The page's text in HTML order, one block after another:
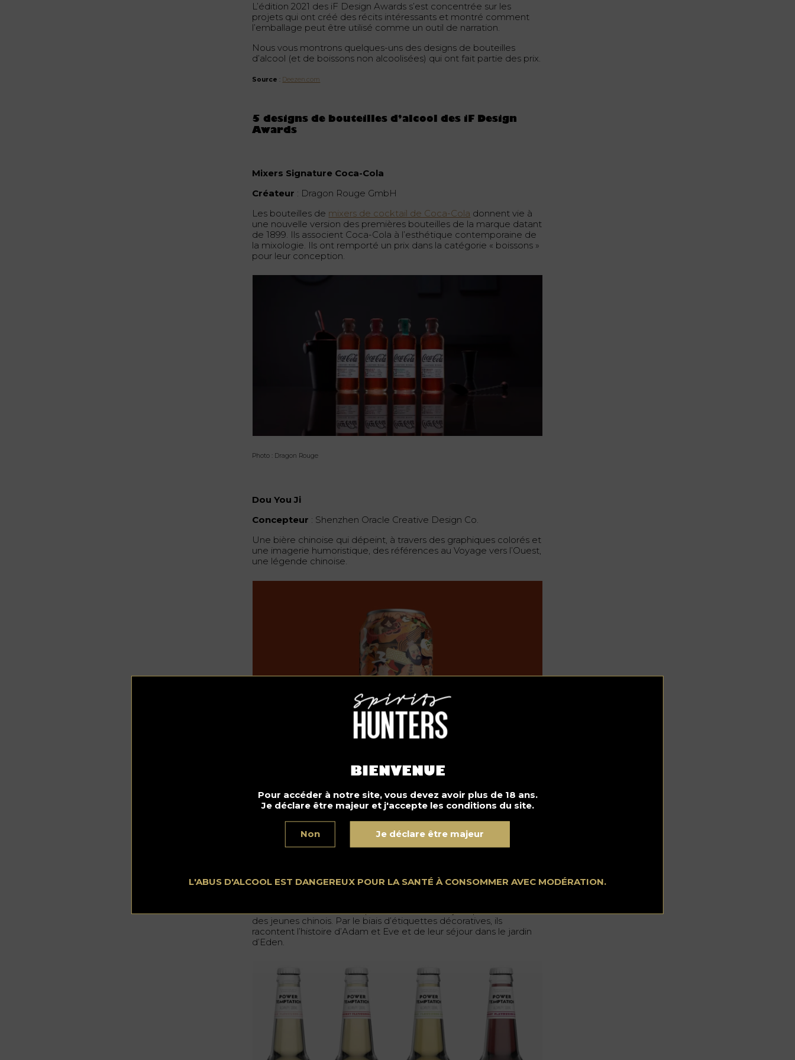
BIENVENUE
Pour accéder à notre site, vous devez avoir plus de 18 ans.
Je déclare être majeur et j'accepte les conditions du site.
Non Je déclare être majeur
L'ABUS D'ALCOOL EST DANGEREUX POUR LA SANTÉ À CONSOMMER AVEC MODÉRATION.
L’édition 2021 des iF Design Awards s’est concentrée sur les
projets qui ont créé des récits intéressants et montré comment
l’emballage peut être utilisé comme un outil de narration.
Nous vous montrons quelques-uns des designs de bouteilles
d’alcool (et de boissons non alcoolisées) qui ont fait partie des prix.
Source : Deezen.com
5 designs de bouteilles d’alcool des iF Design
Awards
Mixers Signature Coca-Cola
Créateur : Dragon Rouge GmbH
Les bouteilles de mixers de cocktail de Coca-Cola donnent vie à
une nouvelle version des premières bouteilles de la marque datant
de 1899. Ils associent Coca-Cola à l’esthétique contemporaine de
la mixologie. Ils ont remporté un prix dans la catégorie « boissons »
pour leur conception.
Photo : Dragon Rouge
Dou You Ji
Concepteur : Shenzhen Oracle Creative Design Co.
Une bière chinoise qui dépeint, à travers des graphiques colorés et
une imagerie humoristique, des références au Voyage vers l’Ouest,
une légende chinoise.
des jeunes chinois. Par le biais d’étiquettes décoratives, ils
racontent l’histoire d’Adam et Eve et de leur séjour dans le jardin
d’Eden.